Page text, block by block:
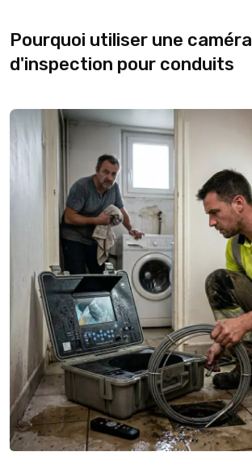
Pourquoi utiliser une caméra
d'inspection pour conduits